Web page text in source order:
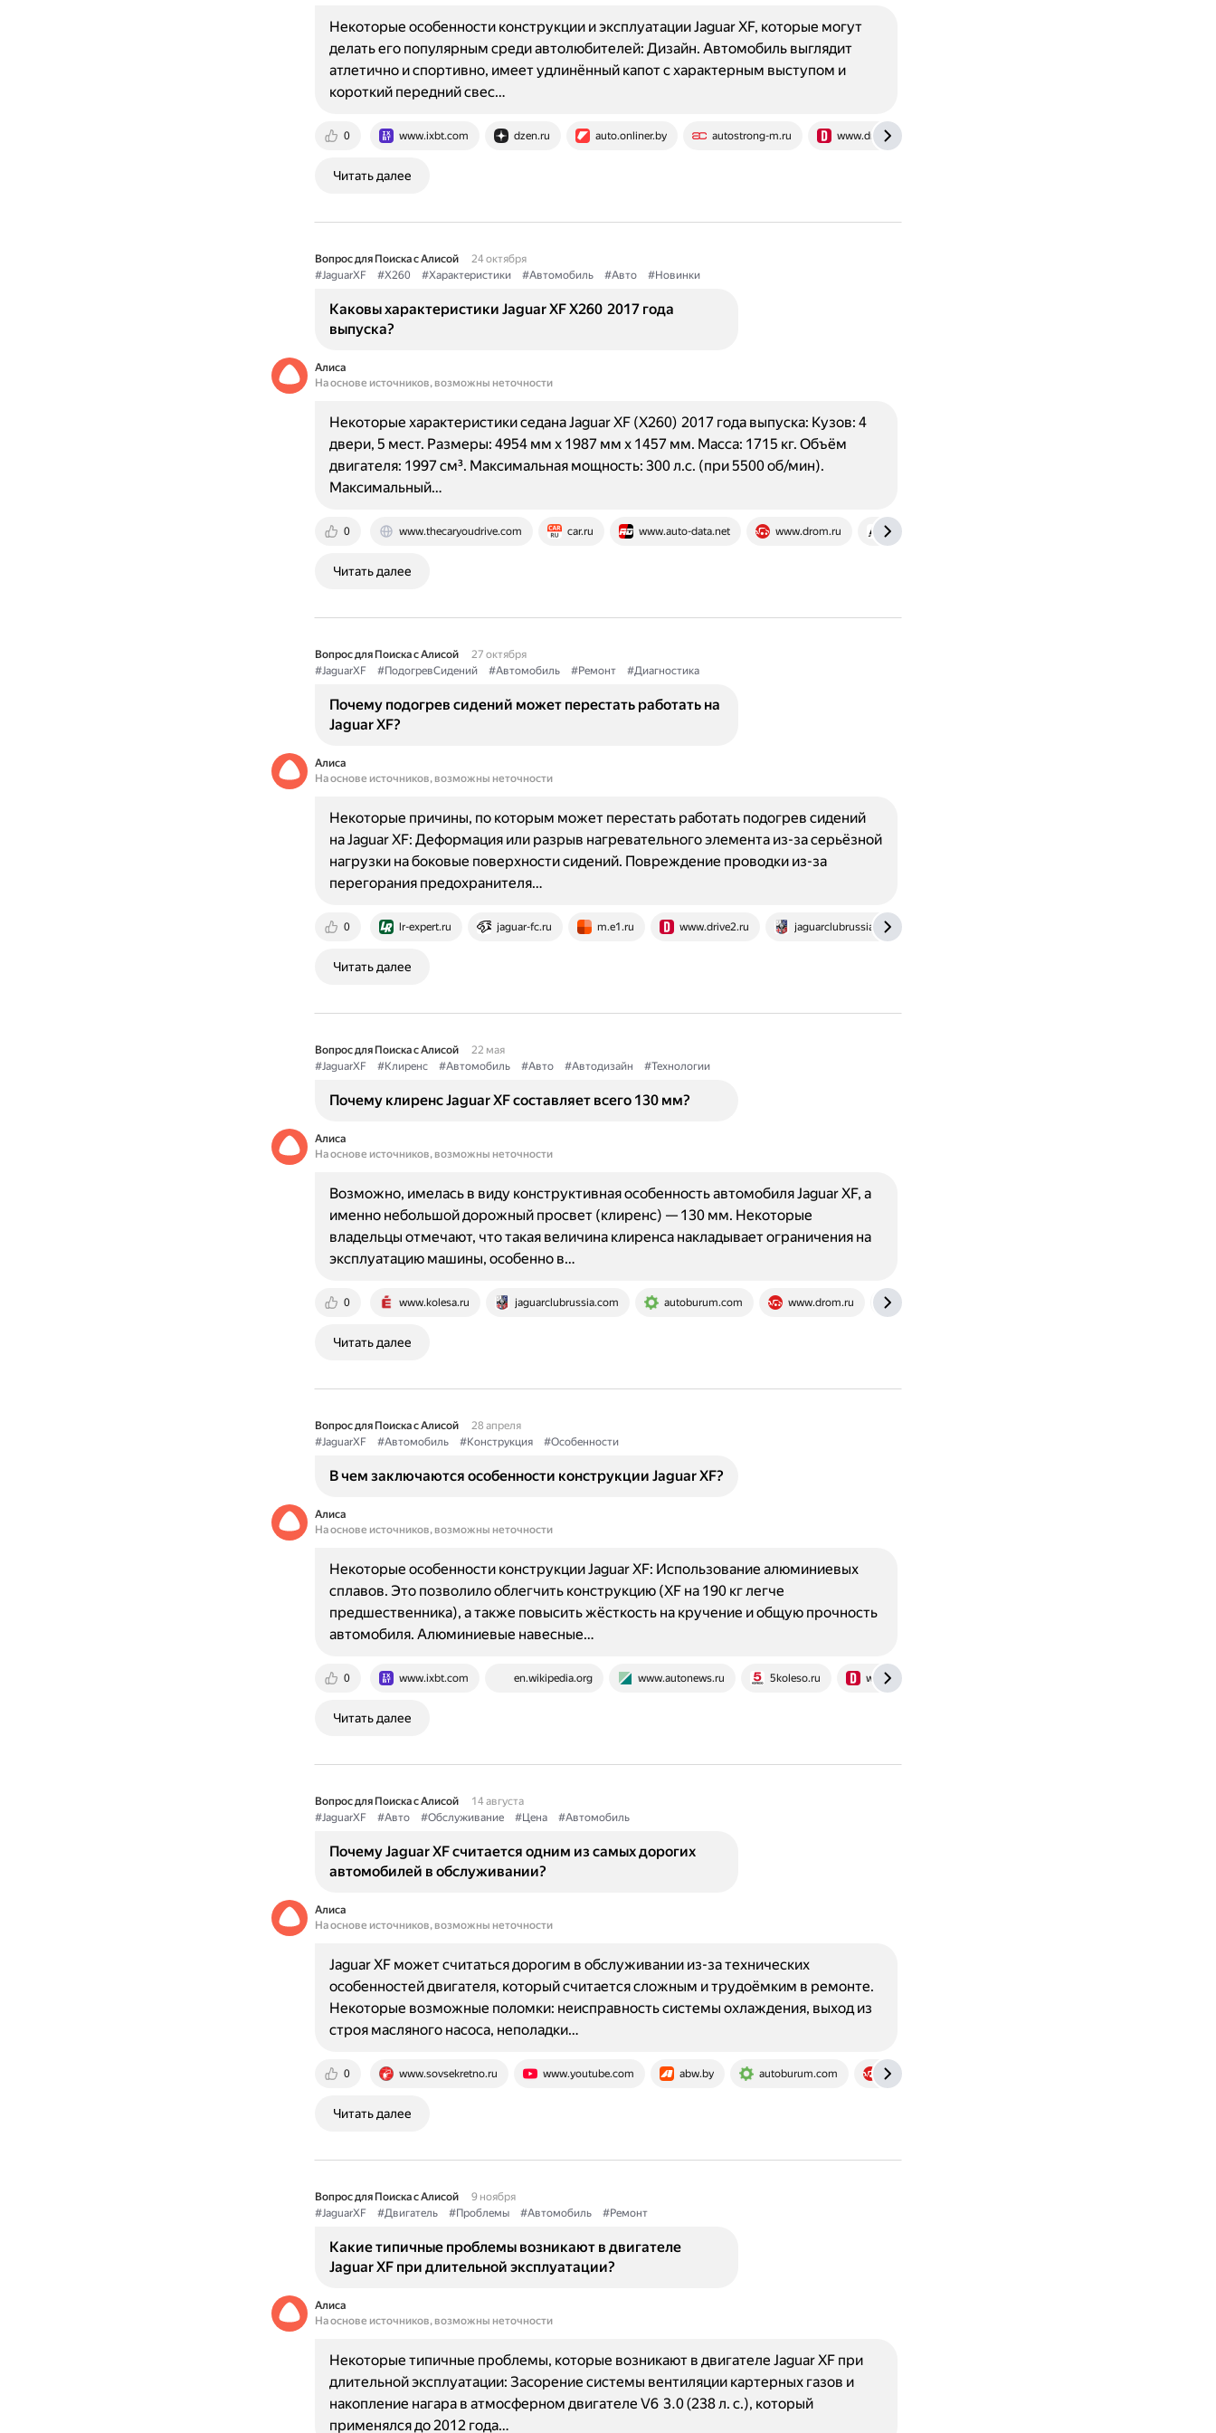
0 www.ixbt.com dzen.ru auto.onliner.by autostrong-m.ru www.drive.ru
Некоторые особенности конструкции и эксплуатации Jaguar XF, которые могут
делать его популярным среди автолюбителей: Дизайн. Автомобиль выглядит
атлетично и спортивно, имеет удлинённый капот с характерным выступом и
короткий передний свес…
Читать далее
Вопрос для Поиска с Алисой
24 октября
#JaguarXF
#X260 #Характеристики #Автомобиль #Авто #Новинки
Каковы характеристики Jaguar XF X260 2017 года
выпуска?
Алиса
На основе источников, возможны неточности
0 www.thecaryoudrive.com car.ru www.auto-data.net www.drom.ru avilon.ru
Некоторые характеристики седана Jaguar XF (X260) 2017 года выпуска: Кузов: 4
двери, 5 мест. Размеры: 4954 мм x 1987 мм x 1457 мм. Масса: 1715 кг. Объём
двигателя: 1997 см³. Максимальная мощность: 300 л.с. (при 5500 об/мин).
Максимальный…
Читать далее
Вопрос для Поиска с Алисой
27 октября
#JaguarXF
#ПодогревСидений #Автомобиль #Ремонт #Диагностика
Почему подогрев сидений может перестать работать на
Jaguar XF?
Алиса
На основе источников, возможны неточности
0 lr-expert.ru jaguar-fc.ru m.e1.ru www.drive2.ru jaguarclubrussia.com
Некоторые причины, по которым может перестать работать подогрев сидений
на Jaguar XF: Деформация или разрыв нагревательного элемента из-за серьёзной
нагрузки на боковые поверхности сидений. Повреждение проводки из-за
перегорания предохранителя…
Читать далее
Вопрос для Поиска с Алисой
22 мая
#JaguarXF
#Клиренс #Автомобиль #Авто #Автодизайн #Технологии
Почему клиренс Jaguar XF составляет всего 130 мм?
Алиса
На основе источников, возможны неточности
0 www.kolesa.ru jaguarclubrussia.com autoburum.com www.drom.ru
Возможно, имелась в виду конструктивная особенность автомобиля Jaguar XF, а
именно небольшой дорожный просвет (клиренс) — 130 мм. Некоторые
владельцы отмечают, что такая величина клиренса накладывает ограничения на
эксплуатацию машины, особенно в…
Читать далее
Вопрос для Поиска с Алисой
28 апреля
#JaguarXF
#Автомобиль #Конструкция #Особенности
В чем заключаются особенности конструкции Jaguar XF?
Алиса
На основе источников, возможны неточности
0 www.ixbt.com en.wikipedia.org www.autonews.ru 5koleso.ru www.drive.ru
Некоторые особенности конструкции Jaguar XF: Использование алюминиевых
сплавов. Это позволило облегчить конструкцию (XF на 190 кг легче
предшественника), а также повысить жёсткость на кручение и общую прочность
автомобиля. Алюминиевые навесные…
Читать далее
Вопрос для Поиска с Алисой
14 августа
#JaguarXF
#Авто #Обслуживание #Цена #Автомобиль
Почему Jaguar XF считается одним из самых дорогих
автомобилей в обслуживании?
Алиса
На основе источников, возможны неточности
0 www.sovsekretno.ru www.youtube.com abw.by autoburum.com www.drom.ru
Jaguar XF может считаться дорогим в обслуживании из-за технических
особенностей двигателя, который считается сложным и трудоёмким в ремонте.
Некоторые возможные поломки: неисправность системы охлаждения, выход из
строя масляного насоса, неполадки…
Читать далее
Вопрос для Поиска с Алисой
9 ноября
#JaguarXF
#Двигатель #Проблемы #Автомобиль #Ремонт
Какие типичные проблемы возникают в двигателе
Jaguar XF при длительной эксплуатации?
Алиса
На основе источников, возможны неточности
Некоторые типичные проблемы, которые возникают в двигателе Jaguar XF при
длительной эксплуатации: Засорение системы вентиляции картерных газов и
накопление нагара в атмосферном двигателе V6 3.0 (238 л. с.), который
применялся до 2012 года…